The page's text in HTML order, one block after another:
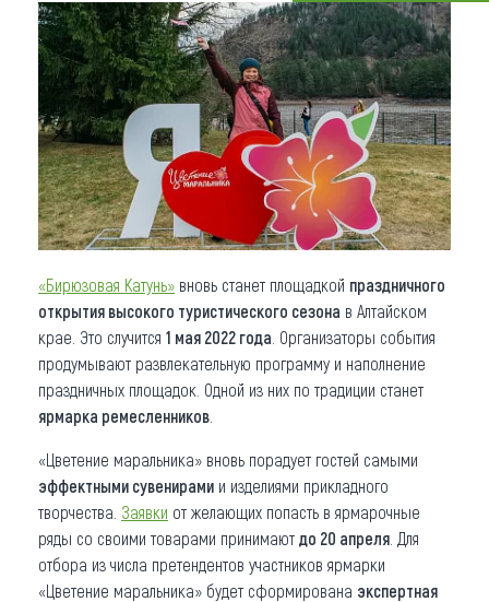
Что привезти (сувениры)
О регионе
Коллекция впечатлений
Другие рубрики
«Бирюзовая Катунь» вновь станет площадкой праздничного
открытия высокого туристического сезона в Алтайском
крае. Это случится 1 мая 2022 года . Организаторы события
продумывают развлекательную программу и наполнение
праздничных площадок. Одной из них по традиции станет
ярмарка ремесленников
«Цветение маральника» вновь порадует гостей самыми
эффектными сувенирами и изделиями прикладного
творчества. Заявки от желающих попасть в ярмарочные
ряды со своими товарами принимают до 20 апреля . Для
отбора из числа претендентов участников ярмарки
«Цветение маральника» будет сформирована экспертная